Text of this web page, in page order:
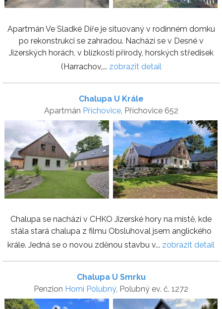
Apartmán Ve Sladké Díře je situovaný v rodinném domku
po rekonstrukci se zahradou. Nachází se v Desné v
Jizerských horách, v blízkosti přírody, horských středisek
(Harrachov,... zobrazit detail
Chalupa U Krále
Apartmán Příchovice, Příchovice 652
Chalupa se nachází v CHKO Jizerské hory na místě, kde
stála stará chalupa z filmu Obsluhoval jsem anglického
krále. Jedná se o novou zděnou stavbu v... zobrazit detail
Chalupa U Smrku
Penzion Horní Polubný, Polubný ev. č. 1272